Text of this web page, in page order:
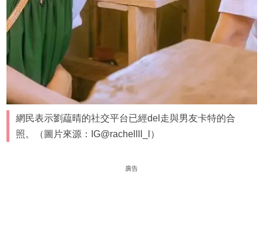
網民表示劉藴晴的社交平台已經del走與男友卡特的合
照。（圖片來源：IG@rachellll_l）
廣告